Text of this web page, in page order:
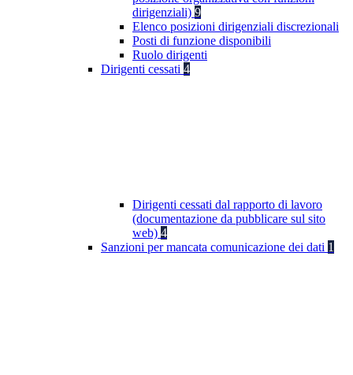
dirigenziali) 9
Elenco posizioni dirigenziali discrezionali
Posti di funzione disponibili
Ruolo dirigenti
Dirigenti cessati 4
Dirigenti cessati dal rapporto di lavoro
(documentazione da pubblicare sul sito
web) 4
Sanzioni per mancata comunicazione dei dati 1